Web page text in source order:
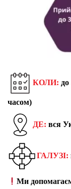
КОЛИ: до
часом)
ДЕ: вся
ГАЛУЗІ:
Ми